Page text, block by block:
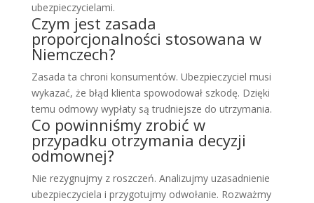
ubezpieczycielami.
Czym jest zasada
proporcjonalności stosowana w
Niemczech?
Zasada ta chroni konsumentów. Ubezpieczyciel musi
wykazać, że błąd klienta spowodował szkodę. Dzięki
temu odmowy wypłaty są trudniejsze do utrzymania.
Co powinniśmy zrobić w
przypadku otrzymania decyzji
odmownej?
Nie rezygnujmy z roszczeń. Analizujmy uzasadnienie
ubezpieczyciela i przygotujmy odwołanie. Rozważmy